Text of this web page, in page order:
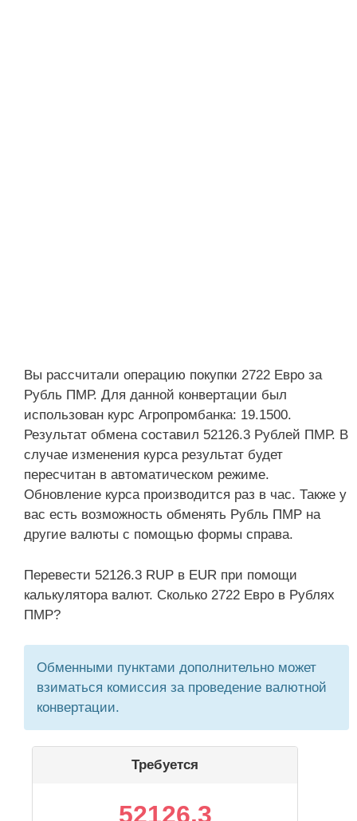
Вы рассчитали операцию покупки 2722 Евро за
Рубль ПМР. Для данной конвертации был
использован курс Агропромбанка: 19.1500.
Результат обмена составил 52126.3 Рублей ПМР. В
случае изменения курса результат будет
пересчитан в автоматическом режиме.
Обновление курса производится раз в час. Также у
вас есть возможность обменять Рубль ПМР на
другие валюты с помощью формы справа.
Перевести 52126.3 RUP в EUR при помощи
калькулятора валют. Сколько 2722 Евро в Рублях
ПМР?
Обменными пунктами дополнительно может
взиматься комиссия за проведение валютной
конвертации.
Требуется
52126.3